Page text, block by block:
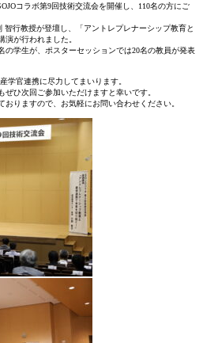
コラボ第9回技術交流会を開催し、110名の方にご
行教授が登壇し、「アントレプレナーシップ教育と
演が行われました。
の学生が、ポスターセッションでは20名の教員が発表
学官連携に尽力してまいります。
ひ次回ご参加いただけますと幸いです。
りますので、お気軽にお問い合わせください。